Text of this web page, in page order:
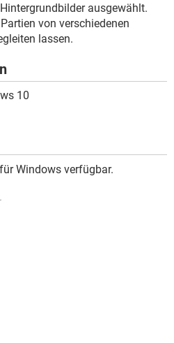
ausgewählt.
von verschiedenen
lassen.
10
Windows verfügbar.